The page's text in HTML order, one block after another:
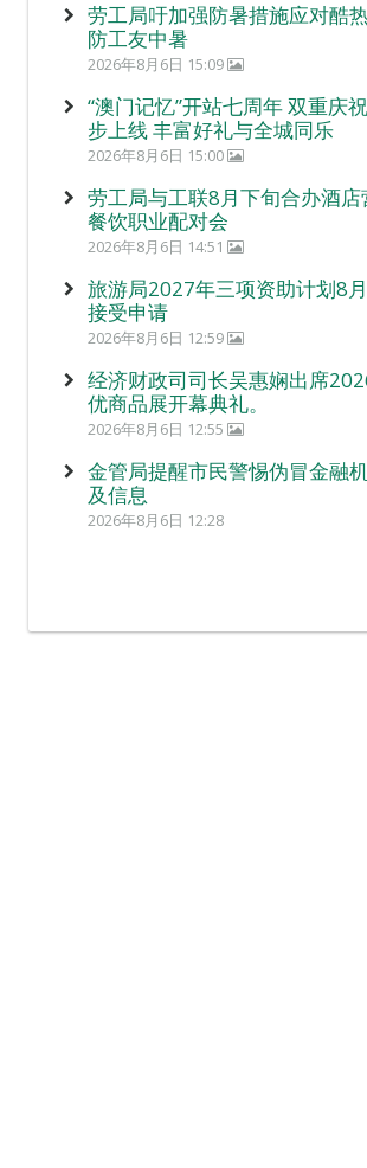
劳工局吁加强防暑措施应对酷
防工友中暑
2026年8月6日 15:09
“澳门记忆”开站七周年 双重庆
步上线 丰富好礼与全城同乐
2026年8月6日 15:00
劳工局与工联8月下旬合办酒店
餐饮职业配对会
2026年8月6日 14:51
旅游局2027年三项资助计划8
接受申请
2026年8月6日 12:59
经济财政司司长吴惠娴出席
优商品展开幕典礼。
2026年8月6日 12:55
金管局提醒市民警惕伪冒金融
及信息
2026年8月6日 12:28